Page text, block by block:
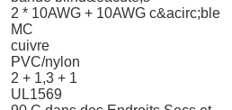
2 * 10AWG + 10AWG c&acirc;ble
MC
cuivre
PVC/nylon
2 + 1,3 + 1
UL1569